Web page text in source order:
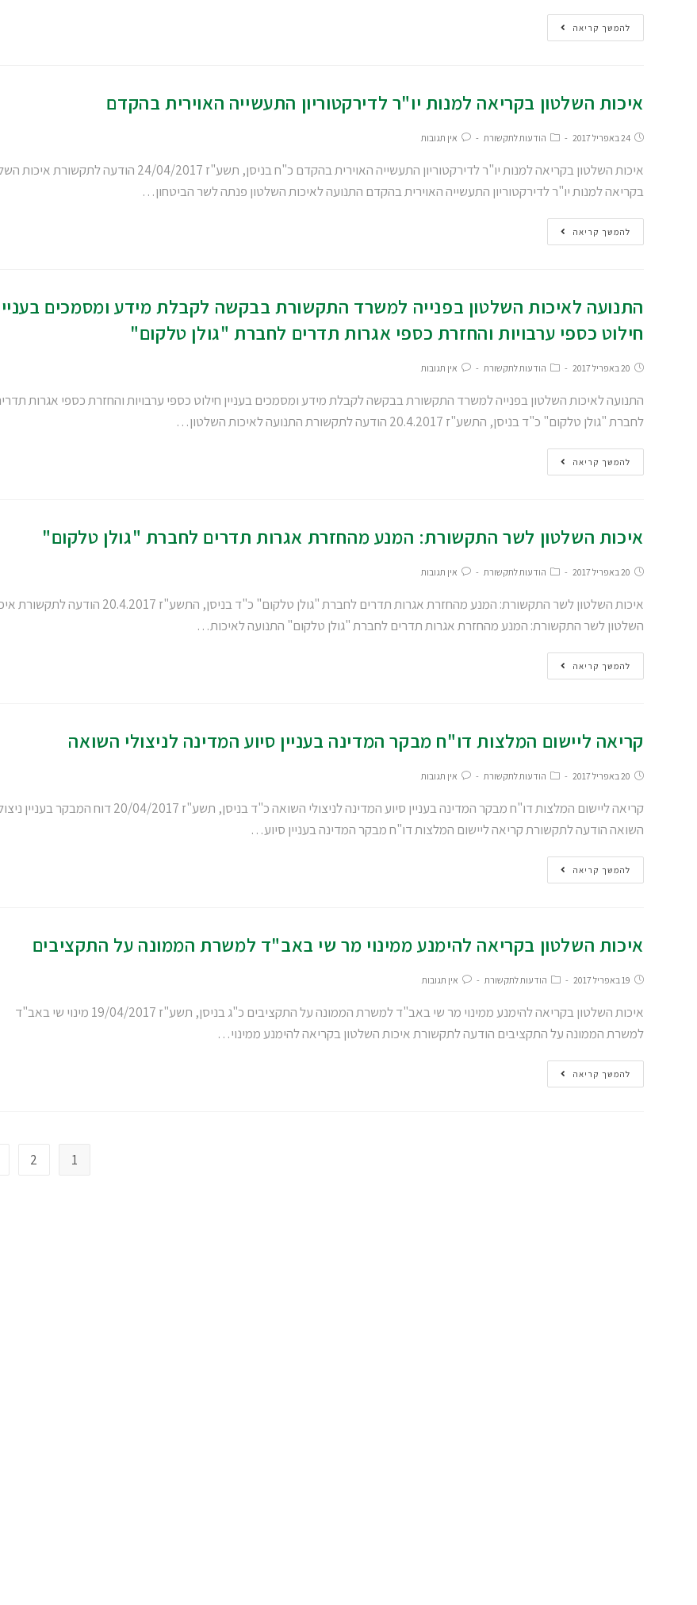
להמשך קריאה
איכות השלטון בקריאה למנות יו"ר לדירקטוריון התעשייה האוירית בהקדם
24 באפריל 2017 הודעות לתקשורת אין תגובות
איכות השלטון בקריאה למנות יו"ר לדירקטוריון התעשייה האוירית בהקדם כ"ח בניסן, תשע"ז 24/04/2017 הודעה
בקריאה למנות יו"ר לדירקטוריון התעשייה האוירית בהקדם התנועה לאיכות השלטון פנתה לשר הביטחון…
להמשך קריאה
התנועה לאיכות השלטון בפנייה למשרד התקשורת בבקשה לקבלת מידע ומסמכים
חילוט כספי ערבויות והחזרת כספי אגרות תדרים לחברת "גולן טלקום"
20 באפריל 2017 הודעות לתקשורת אין תגובות
התנועה לאיכות השלטון בפנייה למשרד התקשורת בבקשה לקבלת מידע ומסמכים בעניין חילוט כספי ערבויות והחזרת כספי אגרות
לחברת "גולן טלקום" כ"ד בניסן, התשע"ז 20.4.2017 הודעה לתקשורת התנועה לאיכות השלטון…
להמשך קריאה
איכות השלטון לשר התקשורת: המנע מהחזרת אגרות תדרים לחברת "גולן טלקום"
20 באפריל 2017 הודעות לתקשורת אין תגובות
איכות השלטון לשר התקשורת: המנע מהחזרת אגרות תדרים לחברת "גולן טלקום" כ"ד בניסן, התשע"ז 20.4.2017
השלטון לשר התקשורת: המנע מהחזרת אגרות תדרים לחברת "גולן טלקום" התנועה לאיכות…
להמשך קריאה
קריאה ליישום המלצות דו"ח מבקר המדינה בעניין סיוע המדינה לניצולי השואה
20 באפריל 2017 הודעות לתקשורת אין תגובות
קריאה ליישום המלצות דו"ח מבקר המדינה בעניין סיוע המדינה לניצולי השואה כ"ד בניסן, תשע"ז 20/04/2017 דוח המבקר
השואה הודעה לתקשורת קריאה ליישום המלצות דו"ח מבקר המדינה בעניין סיוע…
להמשך קריאה
איכות השלטון בקריאה להימנע ממינוי מר שי באב"ד למשרת הממונה על התקציבים
19 באפריל 2017 הודעות לתקשורת אין תגובות
איכות השלטון בקריאה להימנע ממינוי מר שי באב"ד למשרת הממונה על התקציבים כ"ג בניסן, תשע"ז 19/04/2017 מינוי שי באב"ד
למשרת הממונה על התקציבים הודעה לתקשורת איכות השלטון בקריאה להימנע ממינוי…
להמשך קריאה
1
2